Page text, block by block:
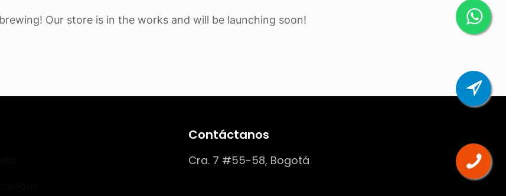
Our store is in the works and will be launching soon!
Contáctanos
Cra. 7 #55-58, Bogotá